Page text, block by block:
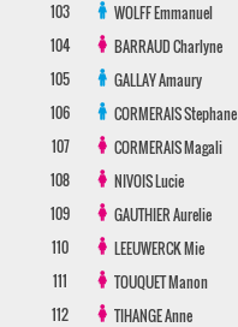
103
WOLFFEmmanuel
104
BARRAUDCharlyne
105
GALLAYAmaury
106
CORMERAISStephane
107
CORMERAISMagali
108
NIVOISLucie
109
GAUTHIERAurelie
110
LEEUWERCKMie
111
TOUQUETManon
112
TIHANGEAnne